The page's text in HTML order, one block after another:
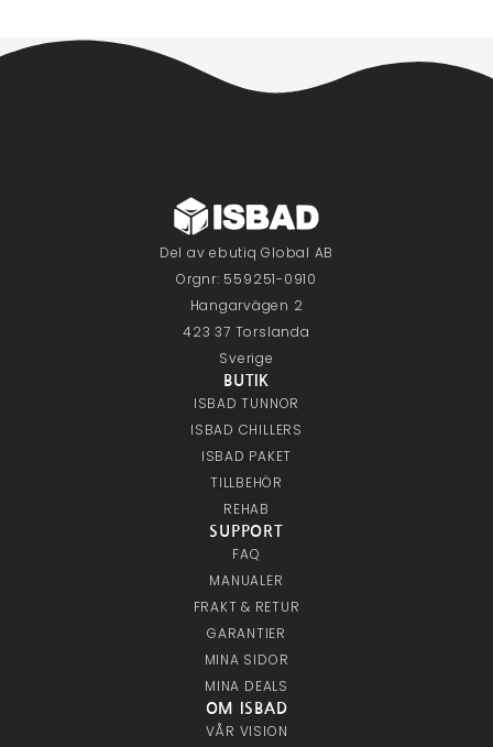
Del av ebutiq Global AB
Orgnr: 559251-0910
Hangarvägen 2
423 37 Torslanda
Sverige
BUTIK
ISBAD TUNNOR
ISBAD CHILLERS
ISBAD PAKET
TILLBEHÖR
REHAB
SUPPORT
FAQ
MANUALER
FRAKT & RETUR
GARANTIER
MINA SIDOR
MINA DEALS
OM ISBAD
VÅR VISION